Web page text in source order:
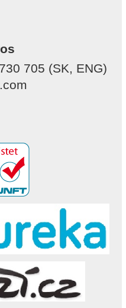
705 (SK, ENG)